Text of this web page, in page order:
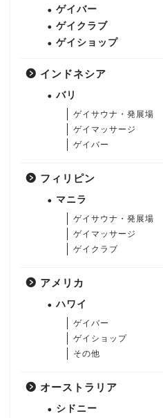
ゲイバー
ゲイクラブ
ゲイショップ
インドネシア
バリ
ゲイサウナ・発展場
ゲイマッサージ
ゲイバー
フィリピン
マニラ
ゲイサウナ・発展場
ゲイマッサージ
ゲイクラブ
アメリカ
ハワイ
ゲイバー
ゲイショップ
その他
オーストラリア
シドニー